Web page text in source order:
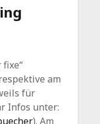
am
für
Infos unter:
). Am